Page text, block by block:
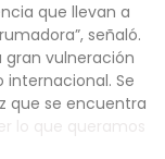
que llevan a
señaló.
gran vulneración
Se
que se encuentra